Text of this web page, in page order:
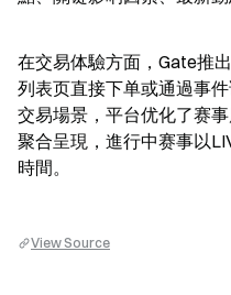
在交易体驗方面，Gate推
列表页直接下单或通過事
交易場景，平台优化了赛
聚合呈現，進行中赛事以
時間。
View Source